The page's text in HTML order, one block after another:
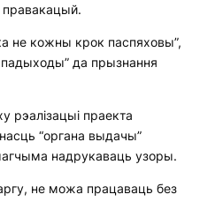
не кожны крок паспяховы”,
да прызнання
рэалізацыі праекта
“органа выдачы”
надрукаваць узоры.
не можа працаваць без